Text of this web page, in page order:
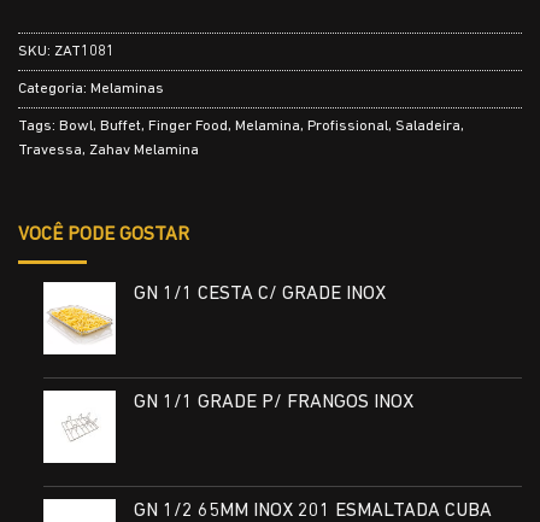
SKU: ZAT1081
Categoria: Melaminas
Tags: Bowl, Buffet, Finger Food, Melamina, Profissional, Saladeira,
Travessa, Zahav Melamina
VOCÊ PODE GOSTAR
GN 1/1 CESTA C/ GRADE INOX
GN 1/1 GRADE P/ FRANGOS INOX
GN 1/2 65MM INOX 201 ESMALTADA CUBA